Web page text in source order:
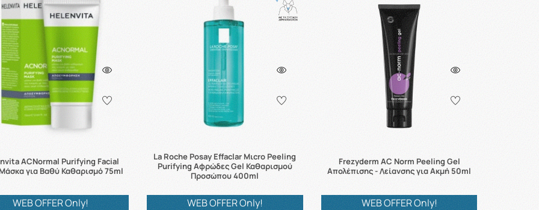
ACNormal Purifying Facial
για Βαθύ Καθαρισμό 75ml
WEB OFFER Only!
La Roche Posay Effaclar Μιcro Peeling
Purifying Αφρώδες Gel Καθαρισμού
Προσώπου 400ml
WEB OFFER Only!
Frezyderm AC Norm Peeling Gel
Απολέπισης - Λείανσης για Ακμή 50ml
WEB OFFER Only!